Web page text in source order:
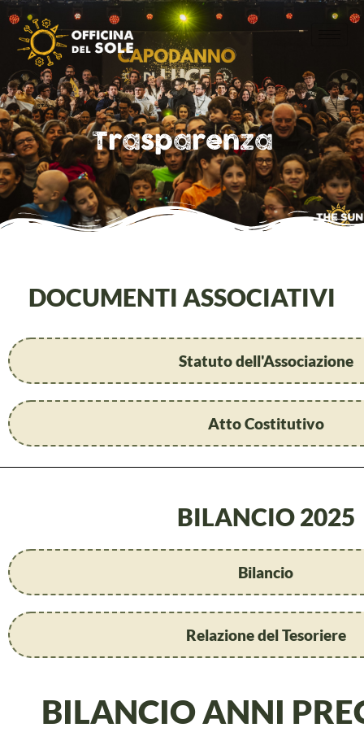
Trasparenza
DOCUMENTI ASSOCIATIVI
Statuto dell'Associazione
Atto Costitutivo
BILANCIO 2025
Bilancio
Relazione del Tesoriere
BILANCIO ANNI